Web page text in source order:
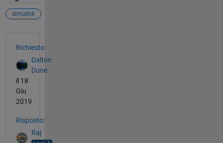
simulink
Richiesto:
Dalton
Dune
il 18
Giu
2019
Risposto:
Raj